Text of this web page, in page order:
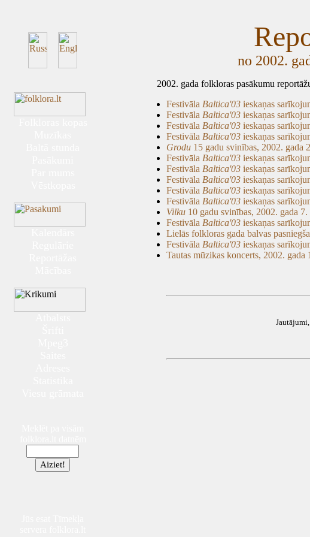
no 2002.
2002. gada folkloras pasākumu
Festivāla Baltica'03 ieskaņas
Festivāla Baltica'03 ieskaņas
Festivāla Baltica'03 ieskaņas
Festivāla Baltica'03 ieskaņas
Grodu 15 gadu svinības, 2002. gada
Festivāla Baltica'03 ieskaņas
Festivāla Baltica'03 ieskaņas
Festivāla Baltica'03 ieskaņas
Festivāla Baltica'03 ieskaņas
Festivāla Baltica'03 ieskaņas
Vilku 10 gadu svinības, 2002. gada
Festivāla Baltica'03 ieskaņas
Lielās folkloras gada balvas
Festivāla Baltica'03 ieskaņas
Tautas mūzikas koncerts, 2002. gada